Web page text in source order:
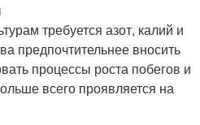
требуется азот, калий и
предпочтительнее вносить
процессы роста побегов и
всего проявляется на